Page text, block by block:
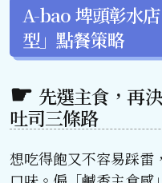
A-bao 埤頭彰水
型」點餐策略
先選主食，再
吐司三條路
想吃得飽又不容易踩雷